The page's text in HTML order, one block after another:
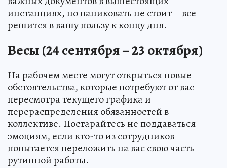
инстанциях, но паниковать не стоит – все
решится в вашу пользу к концу дня.
Весы (24 сентября – 23 октября)
На рабочем месте могут открыться новые
обстоятельства, которые потребуют от вас
пересмотра текущего графика и
перераспределения обязанностей в
коллективе. Постарайтесь не поддаваться
эмоциям, если кто-то из сотрудников
попытается переложить на вас свою часть
рутинной работы.